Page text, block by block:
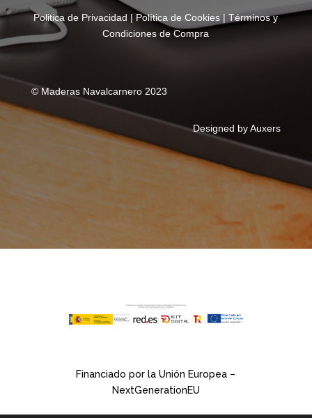
Politica de Privacidad | Política de Cookies |Términos y
Condiciones de Compra
© Maderas Navalcarnero 2023
Designed by Auxers
Financiado por la Unión Europea –
NextGenerationEU